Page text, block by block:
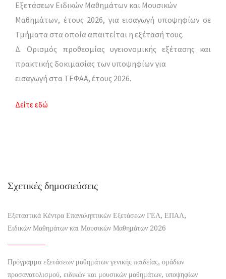
Εξετάσεων Ειδικών Μαθημάτων και Μουσικών
Μαθημάτων, έτους 2026, για εισαγωγή υποψηφίων σε
Τμήματα στα οποία απαιτείται η εξέτασή τους.
Δ. Ορισμός προθεσμίας υγειονομικής εξέτασης και
πρακτικής δοκιμασίας των υποψηφίων για
εισαγωγή στα ΤΕΦΑΑ, έτους 2026.
Δείτε εδώ
Σχετικές δημοσιεύσεις
Εξεταστικά Κέντρα Επαναληπτικών Εξετάσεων ΓΕΛ, ΕΠΑΛ,
Ειδικών Μαθημάτων και Μουσικών Μαθημάτων 2026
Πρόγραμμα εξετάσεων μαθημάτων γενικής παιδείας, ομάδων
προσανατολισμού, ειδικών και μουσικών μαθημάτων, υποψηφίων